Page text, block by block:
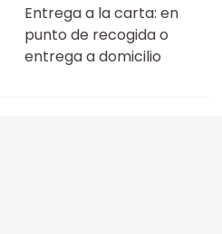
Entrega a la carta: en
punto de recogida o
entrega a domicilio